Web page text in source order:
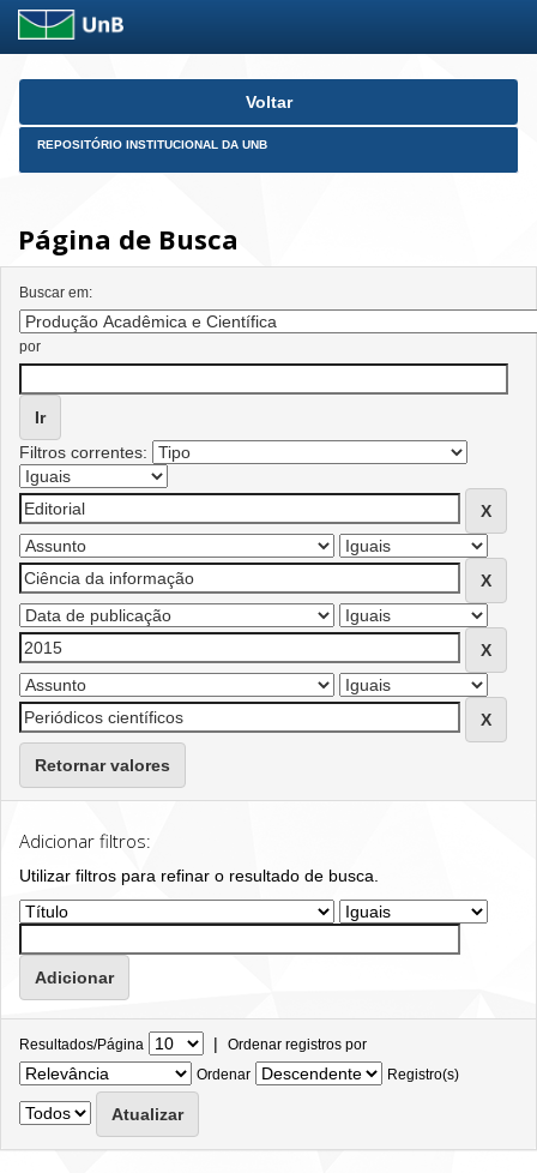
Skip
Voltar
REPOSITÓRIO INSTITUCIONAL DA UNB
Página de Busca
Buscar em:
por
Filtros correntes:
Retornar valores
Adicionar filtros:
Utilizar filtros para refinar o resultado de busca.
Resultados/Página | Ordenar registros por
Ordenar
Registro(s)